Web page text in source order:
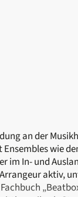
an der
wie
im In- und
aktiv,